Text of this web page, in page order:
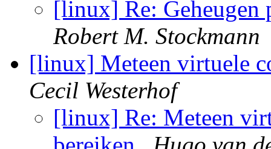
[linux] Re: Geheugen
Robert M. Stockmann
[linux] Meteen virtuele
Cecil Westerhof
[linux] Re: Meteen